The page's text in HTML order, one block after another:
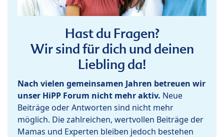
Hast du Fragen?
Wir sind für dich und deinen
Liebling da!
Nach vielen gemeinsamen Jahren betreuen wir
unser HiPP Forum nicht mehr aktiv. Neue
Beiträge oder Antworten sind nicht mehr
möglich. Die zahlreichen, wertvollen Beiträge der
Mamas und Experten bleiben jedoch bestehen